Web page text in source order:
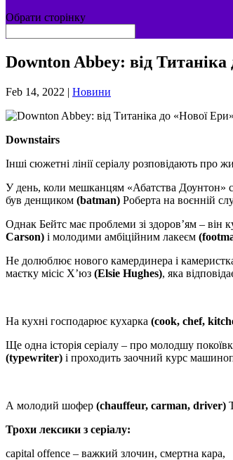
Обрати сторінку
Downton Abbey: від
Feb 14, 2022 | Новини
Downstairs
Інші сюжетні лінії серіалу розповідають про
У день, коли мешканцям «Абатства Доунтон»
був денщиком (batman) Роберта на воєнній
Однак Бейтс має проблеми зі здоров’ям – він
Carson) і молодими амбіційним лакеєм
Не долюблює нового камердинера і
маєтку місіс Х’юз (Elsie Hughes), яка
На кухні господарює кухарка (cook, chef,
Ще одна історія серіалу – про молодшу
(typewriter) і проходить заочний курс
А молодий шофер (chauffeur, carman, driver)
Трохи лексики з серіалу:
capital offence – важкий злочин, смертна кара,